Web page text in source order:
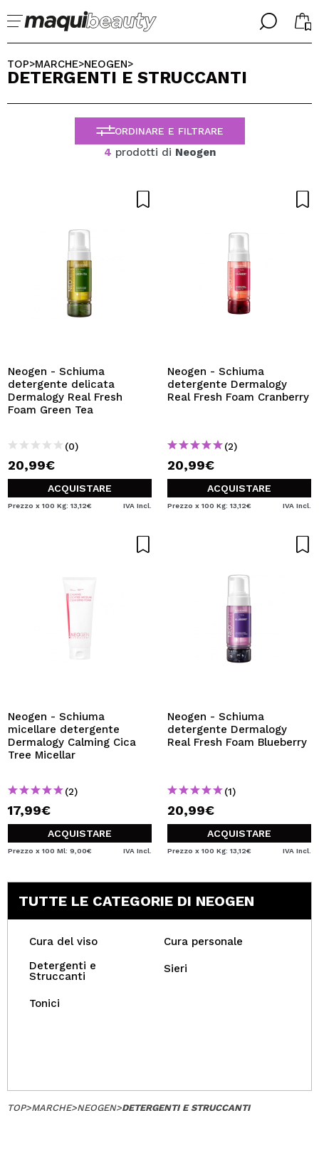
╳
Sono già #maquilover, ho un account
Ha dimenticato la password?
Non ho un account qui
VOGLIO REGISTRARMI
acquisti velocemente, controllare lo stato dei tuoi ordini e
consultare le tue operazioni precedenti.
╳
SELEZIONA LA TUA LINGUA
ITALIANO
ESPAÑOL
ENGLISH
FRANCES
TOP>MARCHE>NEOGEN>
DETERGENTI E STRUCCANTI
ORDINARE E FILTRARE
4 prodotti di Neogen
Neogen - Schiuma
detergente delicata
Dermalogy Real Fresh
Foam Green Tea
(0)
20,99€
ACQUISTARE
Prezzo x 100 Kg: 13,12€ IVA Incl.
Neogen - Schiuma
detergente Dermalogy
Real Fresh Foam Cranberry
(2)
20,99€
ACQUISTARE
Prezzo x 100 Kg: 13,12€ IVA Incl.
Neogen - Schiuma
micellare detergente
Dermalogy Calming Cica
Tree Micellar
(2)
17,99€
ACQUISTARE
Prezzo x 100 Ml: 9,00€ IVA Incl.
Neogen - Schiuma
detergente Dermalogy
Real Fresh Foam Blueberry
(1)
20,99€
ACQUISTARE
Prezzo x 100 Kg: 13,12€ IVA Incl.
TUTTE LE CATEGORIE DI NEOGEN
Cura del viso
Cura personale
Detergenti e
Struccanti
Sieri
Tonici
TOP>MARCHE>NEOGEN>DETERGENTI E STRUCCANTI